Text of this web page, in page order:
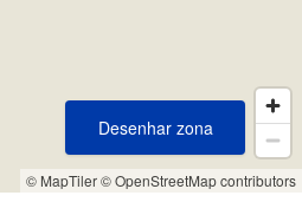
© MapTiler© OpenStreetMap contributors
Desenhar zona
Desenhar zona